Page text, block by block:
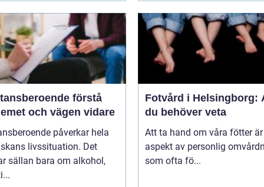
förstå
och vägen vidare
påverkar hela
livssituation. Det
sällan bara om alkohol,
Fotvård i Helsingborg:
du behöver veta
Att ta hand om våra fötter
aspekt av personlig
som ofta fö...